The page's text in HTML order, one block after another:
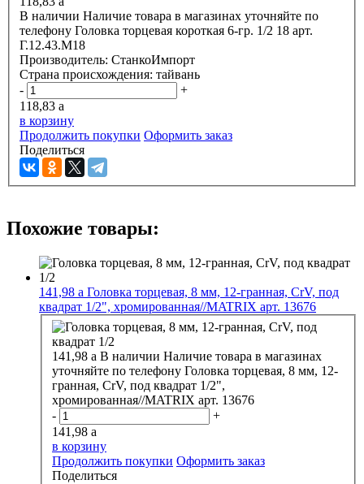
В наличии Наличие товара в магазинах уточняйте по
телефону Головка торцевая короткая 6-гр. 1/2 18 арт.
Г.12.43.М18
Производитель: СтанкоИмпорт
Страна происхождения: тайвань
-
+
118,83 a
в корзину
Продолжить покупки Оформить заказ
Поделиться
Похожие товары:
141,98 a Головка торцевая, 8 мм, 12-гранная, CrV, под
квадрат 1/2", хромированная//MATRIX арт. 13676
141,98 a В наличии Наличие товара в магазинах
уточняйте по телефону Головка торцевая, 8 мм, 12-
гранная, CrV, под квадрат 1/2",
хромированная//MATRIX арт. 13676
-
+
141,98 a
в корзину
Продолжить покупки Оформить заказ
Поделиться